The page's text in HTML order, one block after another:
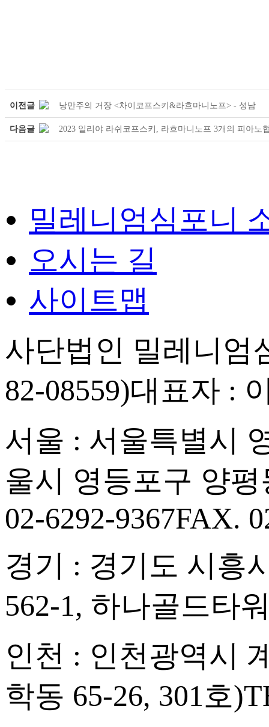
이전글 낭만주의 거장 <차이코프스키&라흐마니노프> - 성남
다음글 2023 일리야 라쉬코프스키, 라흐마니노프 3개의 피아노
밀레니엄심포니
오시는 길
사이트맵
사단법인 밀레니엄
82-08559)대표자 :
서울 : 서울특별시
울시 영등포구 양
02-6292-9367FAX.
경기 : 경기도 시흥
562-1, 하나골드타
인천 : 인천광역시
학동 65-26, 301호)